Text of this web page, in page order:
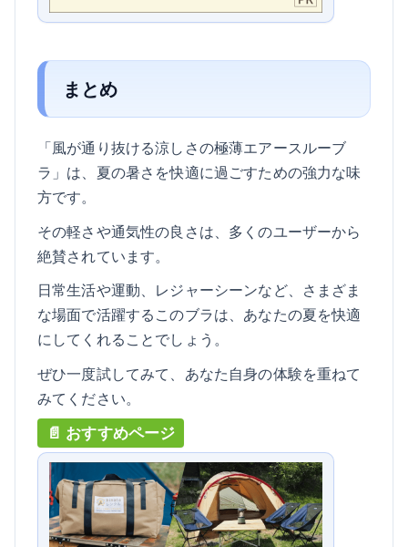
まとめ
「風が通り抜ける涼しさの極薄エアースルーブ
ラ」は、夏の暑さを快適に過ごすための強力な味
方です。
その軽さや通気性の良さは、多くのユーザーから
絶賛されています。
日常生活や運動、レジャーシーンなど、さまざま
な場面で活躍するこのブラは、あなたの夏を快適
にしてくれることでしょう。
ぜひ一度試してみて、あなた自身の体験を重ねて
みてください。